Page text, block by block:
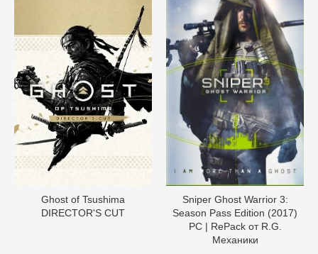
Ghost of Tsushimа
DIRECTOR'S CUT
Sniper Ghost Warrior 3:
Season Pass Edition (2017)
PC | RePack от R.G.
Механики